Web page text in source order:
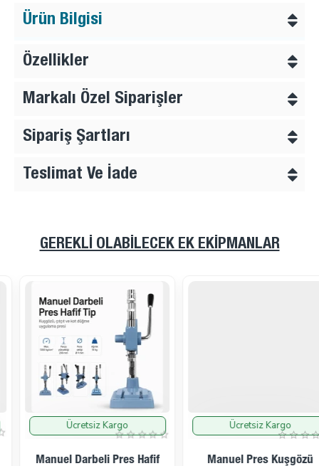
Ürün Bilgisi
Özellikler
Markalı Özel Siparişler
Sipariş Şartları
Teslimat Ve İade
GEREKLI OLABILECEK EK EKIPMANLAR
İndirimde
Ücretsiz Kargo
Manuel Darbeli Pres Hafif
İndirimde
Ücretsiz Kargo
Manuel Pres Kuşgözü